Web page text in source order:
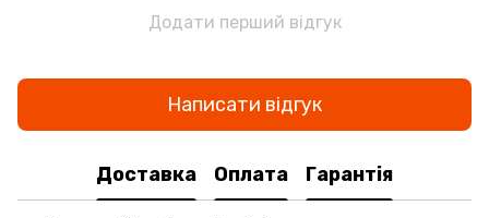
Додати перший відгук
Написати відгук
Доставка Оплата Гарантія